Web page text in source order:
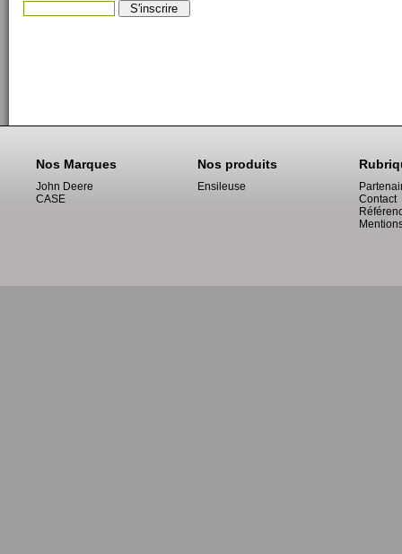
Nos Marques
John Deere
CASE
Nos produits
Ensileuse
Contact